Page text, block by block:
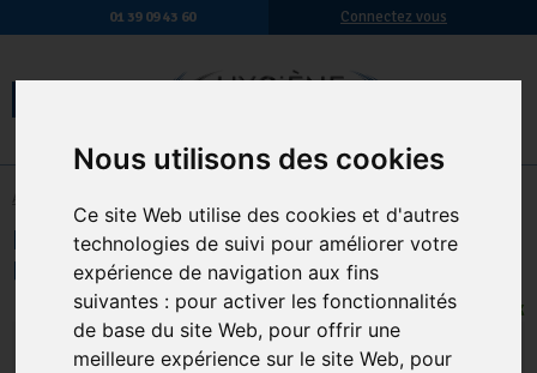
Nous utilisons des cookies
Ce site Web utilise des cookies et d'autres
technologies de suivi pour améliorer votre
expérience de navigation aux fins
suivantes : pour activer les fonctionnalités
de base du site Web, pour offrir une
meilleure expérience sur le site Web, pour
01 39 09 43 60 Connectez vous
Bona Polish Brillant Parquets Vitrifies
Le Flancon De 1Litre Brillant
1 EN STOCK
17,42 € HT 20,90 € TTC